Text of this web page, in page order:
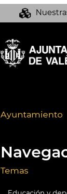
Ayuntamiento
Temas